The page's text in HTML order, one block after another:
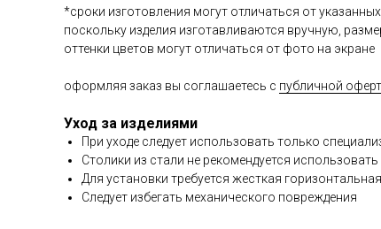
*сроки изготовления могут отличаться от
поскольку изделия изготавливаются вручную,
оттенки цветов могут отличаться от фото на экране
оформляя заказ вы соглашаетесь с публичной
Уход за изделиями
При уходе следует использовать только
Столики из стали не рекомендуется
Для установки требуется жесткая
Следует избегать механического повреждения